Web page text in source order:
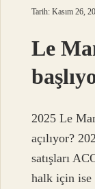
Tarih: Kasım 26,
Le
2025 Le
açılıyor?
satışları
halk için ise